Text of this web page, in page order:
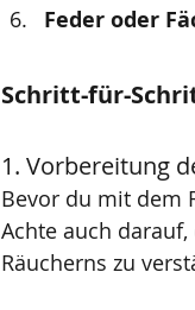
Feder oder
Schritt-für-
1. Vorbereitung
Bevor du mit dem
Achte auch
Räucherns zu